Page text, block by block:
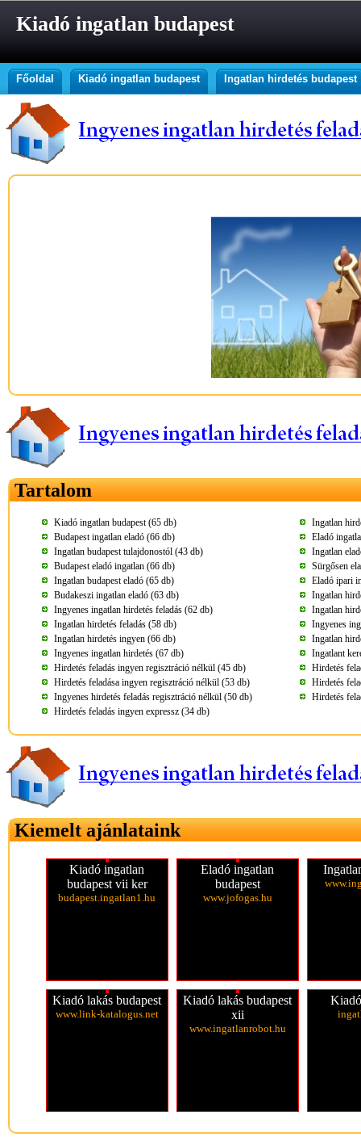
Kiadó ingatlan budapest
Főoldal Kiadó ingatlan budapest Ingatlan hirdetés budapest
Tartalom
Kiadó ingatlan budapest (65 db)
Ingatlan
Budapest ingatlan eladó (66 db)
Eladó
Ingatlan budapest tulajdonostól (43 db)
Ingatlan
Budapest eladó ingatlan (66 db)
Sürgősen
Ingatlan budapest eladó (65 db)
Eladó ipari
Budakeszi ingatlan eladó (63 db)
Ingatlan
Ingyenes ingatlan hirdetés feladás (62 db)
Ingatlan
Ingatlan hirdetés feladás (58 db)
Ingyenes
Ingatlan hirdetés ingyen (66 db)
Ingatlan
Ingyenes ingatlan hirdetés (67 db)
Ingatlant
Hirdetés feladás ingyen regisztráció nélkül (45 db)
Hirdetés
Hirdetés feladása ingyen regisztráció nélkül (53 db)
Hirdetés
Ingyenes hirdetés feladás regisztráció nélkül (50 db)
Hirdetés
Hirdetés feladás ingyen expressz (34 db)
Kiemelt ajánlataink
Kiadó ingatlan
budapest vii ker
budapest.ingatlan1.hu
Eladó ingatlan
budapest
www.jofogas.hu
Kiadó lakás budapest
www.link-katalogus.net
Kiadó lakás budapest
xii
www.ingatlanrobot.hu